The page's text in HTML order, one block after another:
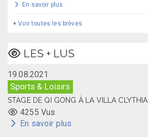
En savoir plus
+Voir toutes les brèves
LES + LUS
19.08.2021
Sports & Loisirs
STAGE DE QI GONG À LA VILLA CLYTHIA
4255 Vus
En savoir plus